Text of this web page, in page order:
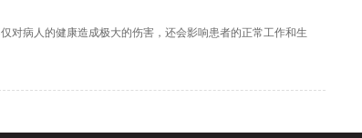
对病人的健康造成极大的伤害，还会影响患者的正常工作和生